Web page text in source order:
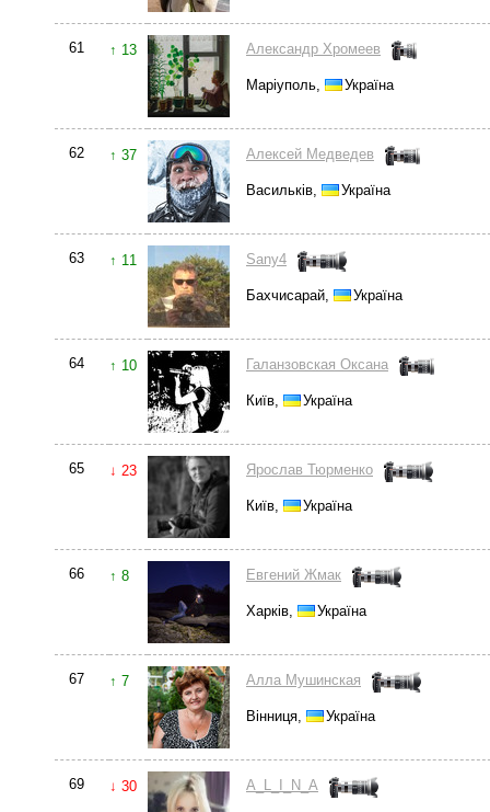
61 ↑ 13 Александр Хромеев
Маріуполь, Україна
62 ↑ 37 Алексей Медведев
Васильків, Україна
63 ↑ 11 Sany4
Бахчисарай, Україна
64 ↑ 10 Галанзовская Оксана
Київ, Україна
65 ↓ 23 Ярослав Тюрменко
Київ, Україна
66 ↑ 8 Евгений Жмак
Харків, Україна
67 ↑ 7 Алла Мушинская
Вінниця, Україна
69 ↓ 30 A_L_I_N_A